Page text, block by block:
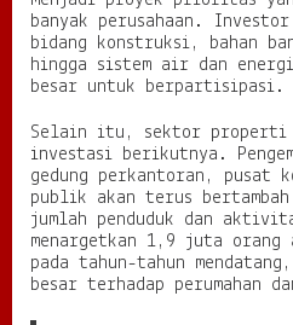
banyak perusahaan.
bidang konstruksi, bahan
hingga sistem air dan
besar untuk berpartisipasi.
Selain itu, sektor properti
investasi berikutnya.
gedung perkantoran, pusat
publik akan terus
jumlah penduduk dan
menargetkan 1,9 juta
pada tahun-tahun
besar terhadap perumahan